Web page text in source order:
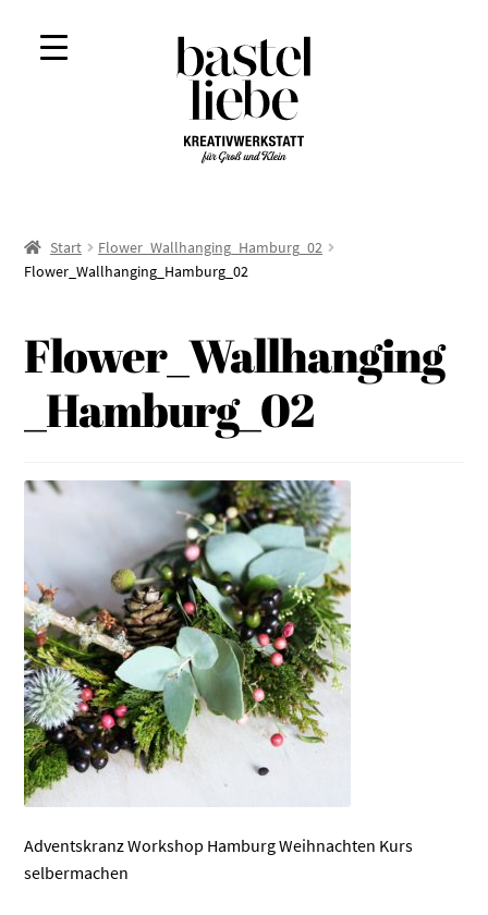
Zur
Navigation
springen
Zum
Inhalt
springen
Start
Flower_Wallhanging_Hamburg_02
Flower_Wallhanging_Hamburg_02
Flower_Wallhanging
_Hamburg_02
Adventskranz Workshop Hamburg Weihnachten Kurs
selbermachen